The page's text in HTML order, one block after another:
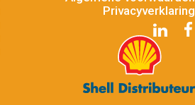
Privacyverklaring